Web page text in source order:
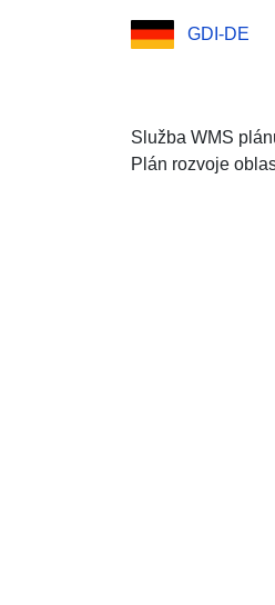
GDI-DE
Služba WMS
Plán rozvoje